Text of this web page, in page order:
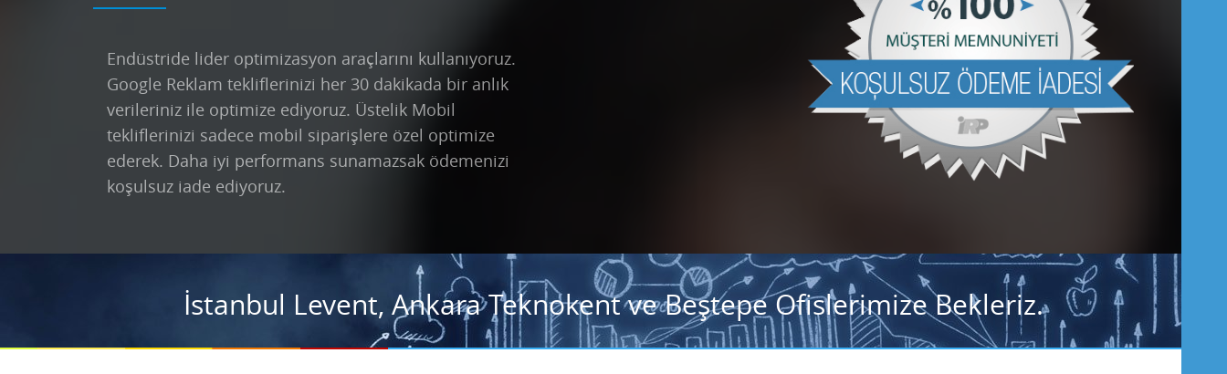
Endüstride lider optimizasyon araçlarını kullanıyoruz.
Google Reklam tekliflerinizi her 30 dakikada bir anlık
verileriniz ile optimize ediyoruz. Üstelik Mobil
tekliflerinizi sadece mobil siparişlere özel optimize
ederek. Daha iyi performans sunamazsak ödemenizi
koşulsuz iade ediyoruz.
İstanbul Levent, Ankara Teknokent ve Beştepe Ofislerimize Bekleriz.